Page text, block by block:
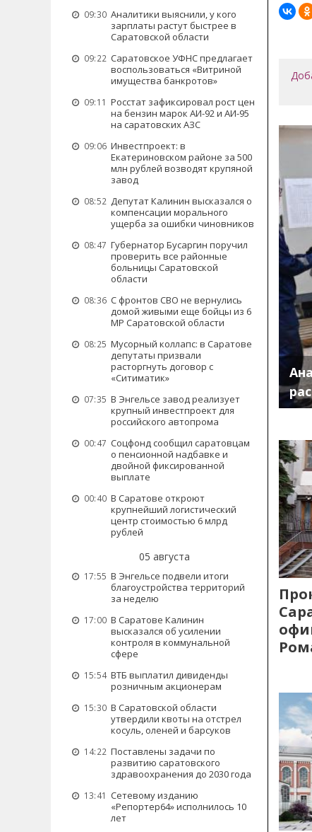
09:30 Аналитики выяснили, у кого
зарплаты растут быстрее в
Саратовской области
09:22 Саратовское УФНС предлагает
воспользоваться «Витриной
имущества банкротов»
09:11 Росстат зафиксировал рост цен
на бензин марок АИ-92 и АИ-95
на саратовских АЗС
09:06 Инвестпроект: в
Екатериновском районе за 500
млн рублей возводят крупяной
завод
08:52 Депутат Калинин высказался о
компенсации морального
ущерба за ошибки чиновников
08:47 Губернатор Бусаргин поручил
проверить все районные
больницы Саратовской
области
08:36 С фронтов СВО не вернулись
домой живыми еще бойцы из 6
МР Саратовской области
08:25 Мусорный коллапс: в Саратове
депутаты призвали
расторгнуть договор с
«Ситиматик»
07:35 В Энгельсе завод реализует
крупный инвестпроект для
российского автопрома
00:47 Соцфонд сообщил саратовцам
о пенсионной надбавке и
двойной фиксированной
выплате
00:40 В Саратове откроют
крупнейший логистический
центр стоимостью 6 млрд
рублей
05 августа
17:55 В Энгельсе подвели итоги
благоустройства территорий
за неделю
17:00 В Саратове Калинин
высказался об усилении
контроля в коммунальной
сфере
15:54 ВТБ выплатил дивиденды
розничным акционерам
15:30 В Саратовской области
утвердили квоты на отстрел
косуль, оленей и барсуков
14:22 Поставлены задачи по
развитию саратовского
здравоохранения до 2030 года
13:41 Сетевому изданию
«Репортер64» исполнилось 10
лет